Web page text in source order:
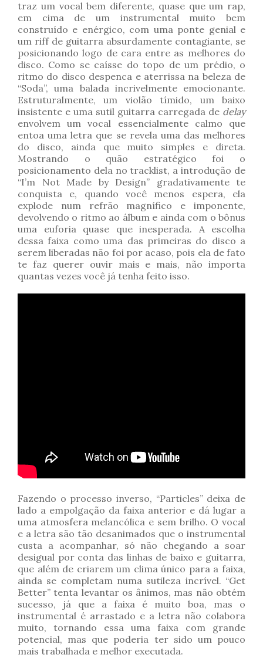
traz um vocal bem diferente, quase que um rap,
em cima de um instrumental muito bem
construído e enérgico, com uma ponte genial e
um riff de guitarra absurdamente contagiante, se
posicionando logo de cara entre as melhores do
disco. Como se caísse do topo de um prédio, o
ritmo do disco despenca e aterrissa na beleza de
“Soda”, uma balada incrivelmente emocionante.
Estruturalmente, um violão tímido, um baixo
insistente e uma sutil guitarra carregada de delay
envolvem um vocal essencialmente calmo que
entoa uma letra que se revela uma das melhores
do disco, ainda que muito simples e direta.
Mostrando o quão estratégico foi o
posicionamento dela no tracklist, a introdução de
“I’m Not Made by Design” gradativamente te
conquista e, quando você menos espera, ela
explode num refrão magnífico e imponente,
devolvendo o ritmo ao álbum e ainda com o bônus
uma euforia quase que inesperada. A escolha
dessa faixa como uma das primeiras do disco a
serem liberadas não foi por acaso, pois ela de fato
te faz querer ouvir mais e mais, não importa
quantas vezes você já tenha feito isso.
Fazendo o processo inverso, “Particles” deixa de
lado a empolgação da faixa anterior e dá lugar a
uma atmosfera melancólica e sem brilho. O vocal
e a letra são tão desanimados que o instrumental
custa a acompanhar, só não chegando a soar
desigual por conta das linhas de baixo e guitarra,
que além de criarem um clima único para a faixa,
ainda se completam numa sutileza incrível. “Get
Better” tenta levantar os ânimos, mas não obtém
sucesso, já que a faixa é muito boa, mas o
instrumental é arrastado e a letra não colabora
muito, tornando essa uma faixa com grande
potencial, mas que poderia ter sido um pouco
mais trabalhada e melhor executada.